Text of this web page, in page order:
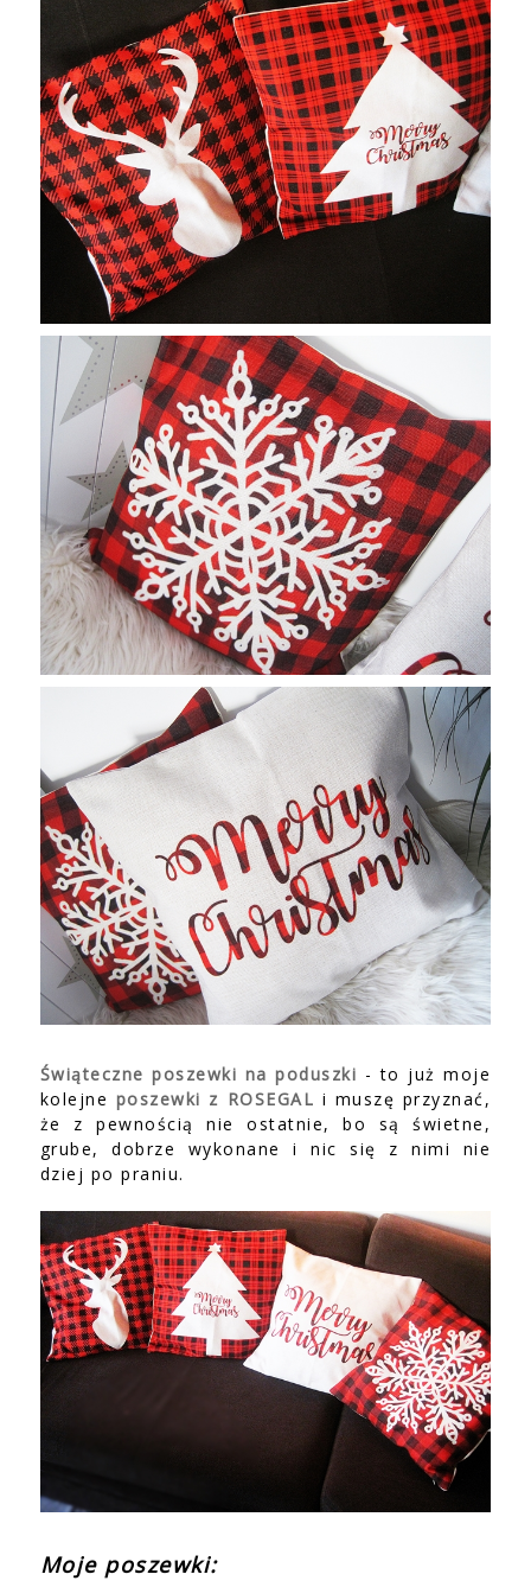
Świąteczne poszewki na poduszki - to już moje
kolejne poszewki z ROSEGAL i muszę przyznać,
że z pewnością nie ostatnie, bo są świetne,
grube, dobrze wykonane i nic się z nimi nie
dziej po praniu.
Moje poszewki: